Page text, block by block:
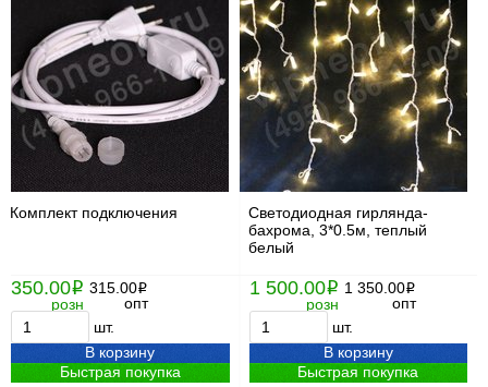
Комплект подключения
350.00i
розн
315.00i
опт
шт.
В корзину
Быстрая покупка
Светодиодная гирлянда-
бахрома, 3*0.5м, теплый
белый
1 500.00i
розн
1 350.00i
опт
шт.
В корзину
Быстрая покупка